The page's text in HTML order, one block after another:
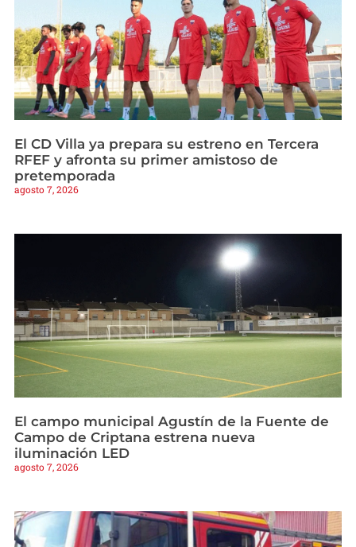
El CD Villa ya prepara su estreno en Tercera
RFEF y afronta su primer amistoso de
pretemporada
agosto 7, 2026
El campo municipal Agustín de la Fuente de
Campo de Criptana estrena nueva
iluminación LED
agosto 7, 2026